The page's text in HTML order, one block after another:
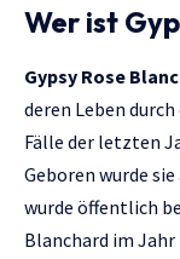
Wer ist
Gypsy Rose
deren Leben
Fälle der letzten
Geboren wurde
wurde öffentlich
Blanchard im